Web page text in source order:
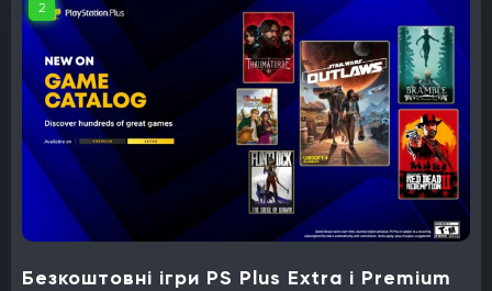
2
Безкоштовні ігри PS Plus Extra і Premium